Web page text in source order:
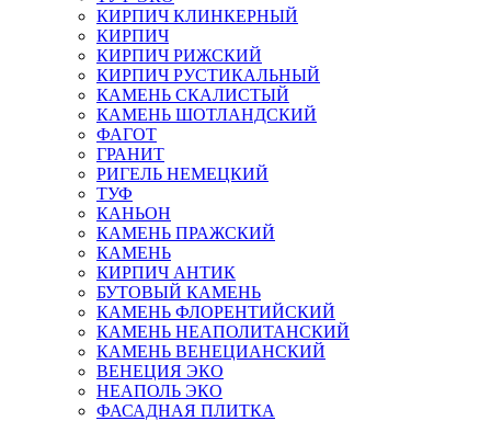
КИРПИЧ КЛИНКЕРНЫЙ
КИРПИЧ
КИРПИЧ РИЖСКИЙ
КИРПИЧ РУСТИКАЛЬНЫЙ
КАМЕНЬ СКАЛИСТЫЙ
КАМЕНЬ ШОТЛАНДСКИЙ
ФАГОТ
ГРАНИТ
РИГЕЛЬ НЕМЕЦКИЙ
ТУФ
КАНЬОН
КАМЕНЬ ПРАЖСКИЙ
КАМЕНЬ
КИРПИЧ АНТИК
БУТОВЫЙ КАМЕНЬ
КАМЕНЬ ФЛОРЕНТИЙСКИЙ
КАМЕНЬ НЕАПОЛИТАНСКИЙ
КАМЕНЬ ВЕНЕЦИАНСКИЙ
ВЕНЕЦИЯ ЭКО
НЕАПОЛЬ ЭКО
ФАСАДНАЯ ПЛИТКА